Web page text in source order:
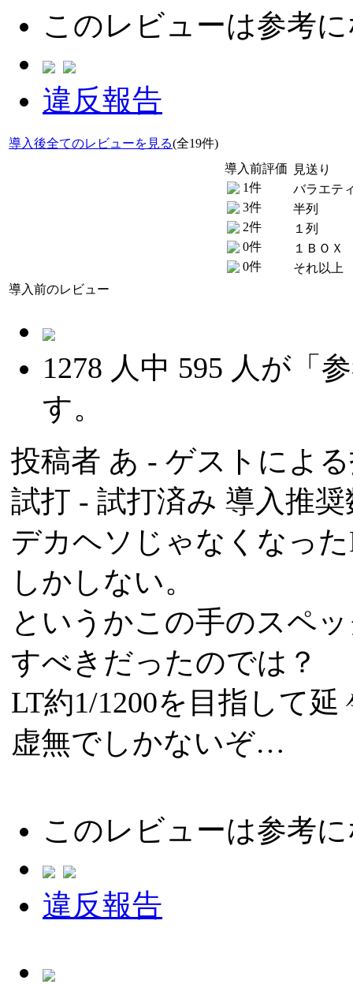
このレビューは参考
違反報告
導入後全てのレビューを見る(全19件)
導入前評価
1件
3件
2件
0件
0件
見送り
バラエテ
半列
１列
１ＢＯＸ
それ以上
導入前のレビュー
1278 人中 595 人が「
す。
投稿者 あ - ゲストによ
試打 - 試打済み 導入推
デカヘソじゃなくなっ
しかしない。
というかこの手のスペ
すべきだったのでは？
LT約1/1200を目指して
虚無でしかないぞ…
このレビューは参考
違反報告